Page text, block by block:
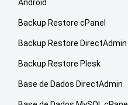
Android
Backup Restore cPanel
Backup Restore DirectAdmin
Backup Restore Plesk
Base de Dados DirectAdmin